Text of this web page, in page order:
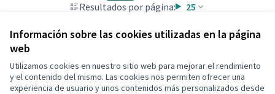
Información sobre las cookies utilizadas en la página
web
Utilizamos cookies en nuestro sitio web para mejorar el rendimiento
y el contenido del mismo. Las cookies nos permiten ofrecer una
experiencia de usuario y unos contenidos más personalizados desde
Resultados por página: 25
Términos y condiciones de uso
Configuración de cookies
Decidim Calafell en X
Decidim Calafell en Facebook
Decidim Calafell en YouTube
Decidim Calafell en GitHub